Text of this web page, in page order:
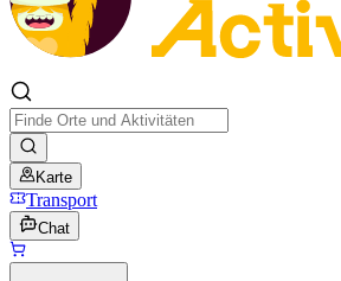
Karte
Transport
Chat